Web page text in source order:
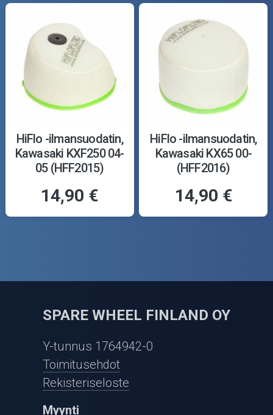
HiFlo -ilmansuodatin,
Kawasaki KXF250 04-
05 (HFF2015)
14,90 €
HiFlo -ilmansuodatin,
Kawasaki KX65 00-
(HFF2016)
14,90 €
SPARE WHEEL FINLAND OY
Y-tunnus 1764942-0
Toimitusehdot
Rekisteriseloste
Myynti